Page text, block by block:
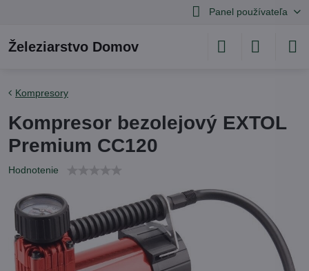
Panel používateľa
Železiarstvo Domov
Kompresory
Kompresor bezolejový EXTOL
Premium CC120
Hodnotenie